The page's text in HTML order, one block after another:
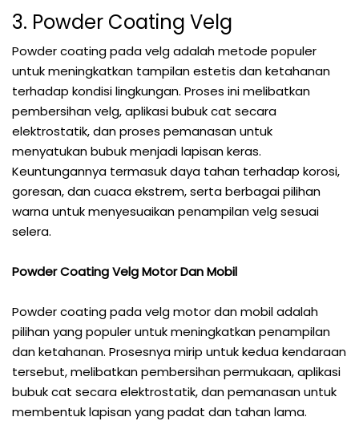
3. Powder Coating Velg
Powder coating pada velg adalah metode populer
untuk meningkatkan tampilan estetis dan ketahanan
terhadap kondisi lingkungan. Proses ini melibatkan
pembersihan velg, aplikasi bubuk cat secara
elektrostatik, dan proses pemanasan untuk
menyatukan bubuk menjadi lapisan keras.
Keuntungannya termasuk daya tahan terhadap korosi,
goresan, dan cuaca ekstrem, serta berbagai pilihan
warna untuk menyesuaikan penampilan velg sesuai
selera.
Powder Coating Velg Motor Dan Mobil
Powder coating pada velg motor dan mobil adalah
pilihan yang populer untuk meningkatkan penampilan
dan ketahanan. Prosesnya mirip untuk kedua kendaraan
tersebut, melibatkan pembersihan permukaan, aplikasi
bubuk cat secara elektrostatik, dan pemanasan untuk
membentuk lapisan yang padat dan tahan lama.